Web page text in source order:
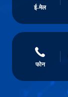
ई-मेल
फोन